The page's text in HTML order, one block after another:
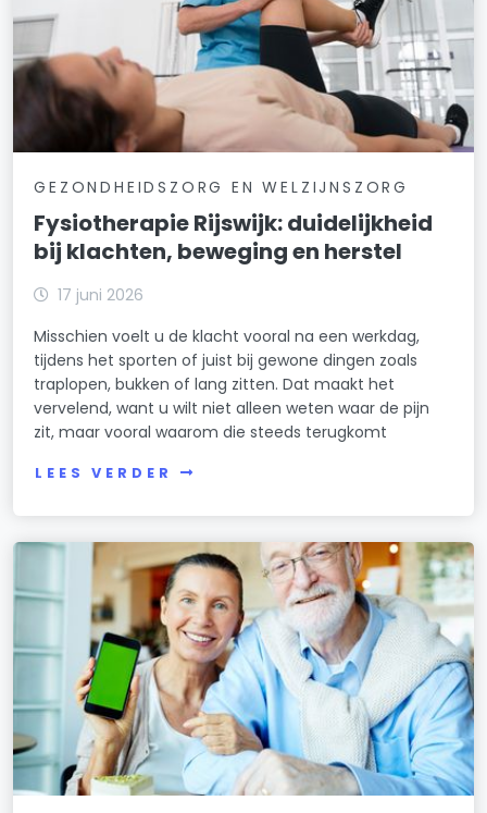
GEZONDHEIDSZORG EN WELZIJNSZORG
Fysiotherapie Rijswijk: duidelijkheid
bij klachten, beweging en herstel
17 juni 2026
Misschien voelt u de klacht vooral na een werkdag,
tijdens het sporten of juist bij gewone dingen zoals
traplopen, bukken of lang zitten. Dat maakt het
vervelend, want u wilt niet alleen weten waar de pijn
zit, maar vooral waarom die steeds terugkomt
LEES VERDER